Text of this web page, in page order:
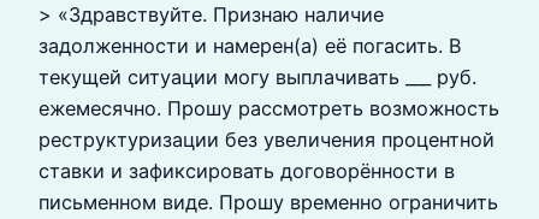
> «Здравствуйте. Признаю наличие
задолженности и намерен(а) её погасить. В
текущей ситуации могу выплачивать ___ руб.
ежемесячно. Прошу рассмотреть возможность
реструктуризации без увеличения процентной
ставки и зафиксировать договорённости в
письменном виде. Прошу временно ограничить